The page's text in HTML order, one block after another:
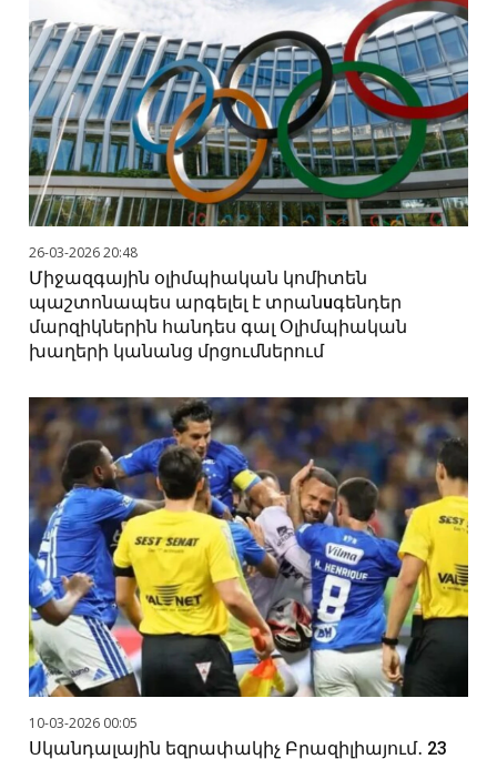
26-03-2026 20:48
Միջազգային օլիմպիական կոմիտեն
պաշտոնապես արգելել է տրանuգենդեր
մարզիկներին հանդես գալ Օլիմպիական
խաղերի կանանց մրցումներում
10-03-2026 00:05
Սկանդալային եզրափակիչ Բրազիլիայում․ 23